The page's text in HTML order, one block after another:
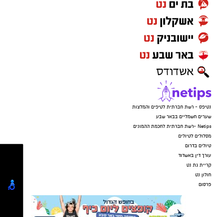
המחלקות הפנימיות למתחם התת קרקעי. ימים
ספורים לאחר מכן פגע טיל איראני בבניין הכירורגי
הצפוני, וגרם לנזקים משמעותיים גם לבניין
המחלקות הפנימיות. בין היתר נפגעו מערכות
חיוניות ובהן תשתיות הגזים הרפואיים, אספקת
המים, מערכות המיזוג והמעליות - כולן חיוניות
לתפקודו השוטף של מערך האשפוז.
בחודשים האחרונים הושלמו עבודות שיקום ושיפוץ
מקיפות בקומת המחלקות פנימית ב' ופנימית ה'.
במסגרתן חודשו התשתיות, שודרגו תנאי האשפוז
ונבנתה סביבת טיפול מתקדמת יותר. המחלקה
לטיפול במטופלים מורכבים ומונשמים, ותשתיות
המותאמות לצורכי הרפואה הפנימית המודרנית.
בטקס השתתפו יו"ר דירקטוריון כללית, האלוף